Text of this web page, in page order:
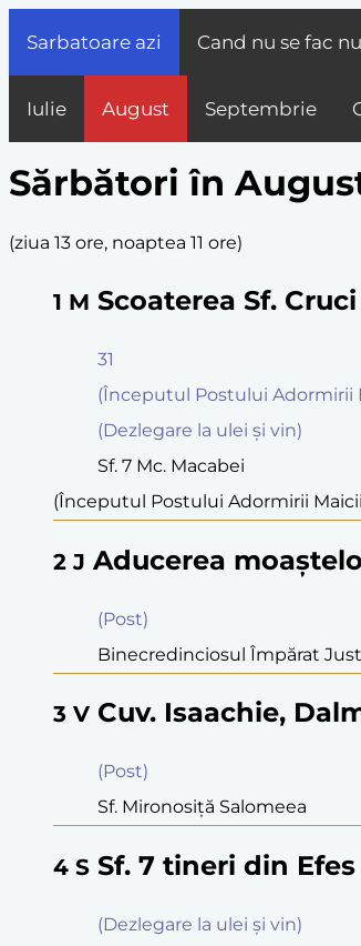
Sarbatoare azi Cand nu se fac
Iulie August Septembrie
Sărbători în
(ziua 13 ore, noaptea 11 ore)
1 M Scoaterea Sf. Cruci
31
(Începutul Postului Adormirii
(Dezlegare la ulei şi vin)
Sf. 7 Mc. Macabei
(Începutul Postului Adormirii
2 J Aducerea
(Post)
Binecredinciosul Împărat
3 V Cuv. Isaachie,
(Post)
Sf. Mironosiţă Salomeea
4 S Sf. 7 tineri din Efes
(Dezlegare la ulei şi vin)